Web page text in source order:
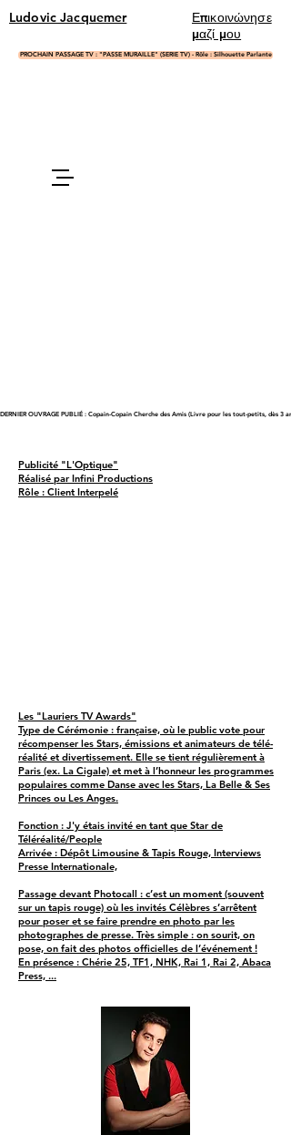
Ludovic Jacquemer
Επικοινώνησε
μαζί μου
Publicité "L'Optique"
Réalisé par Infini Productions
Rôle : Client Interpelé
PROCHAIN PASSAGE TV : "PASSE MURAILLE" (SERIE TV) - Rôle : Silhouette Parlante
DERNIER OUVRAGE PUBLIÉ : Copain-Copain Cherche des Amis (Livre pour les tout-petits, dès 3
Les "Lauriers TV Awards"
Type de Cérémonie : française, où le public vote pour
récompenser les Stars, émissions et animateurs de télé-
réalité et divertissement. Elle se tient régulièrement à
Paris (ex. La Cigale) et met à l’honneur les programmes
populaires comme Danse avec les Stars, La Belle & Ses
Princes ou Les Anges.
Fonction : J'y étais invité en tant que Star de
Téléréalité/People
Arrivée : Dépôt Limousine & Tapis Rouge, Interviews
Presse Internationale,
Passage devant Photocall : c’est un moment (souvent
sur un tapis rouge) où les invités Célèbres s’arrêtent
pour poser et se faire prendre en photo par les
photographes de presse. Très simple : on sourit, on
pose, on fait des photos officielles de l’événement !
En présence : Chérie 25, TF1, NHK, Rai 1, Rai 2, Abaca
Press, ...